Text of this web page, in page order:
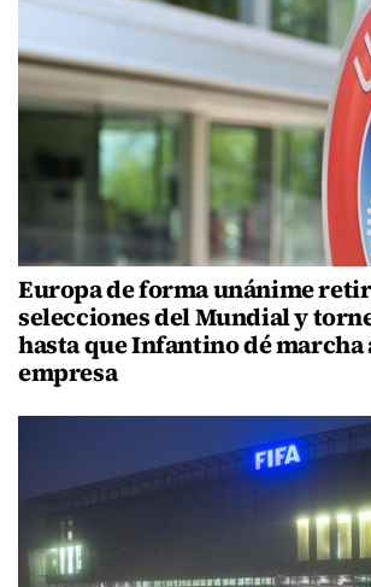
Europa de forma unánime
selecciones del Mundial y
hasta que Infantino dé marcha
empresa